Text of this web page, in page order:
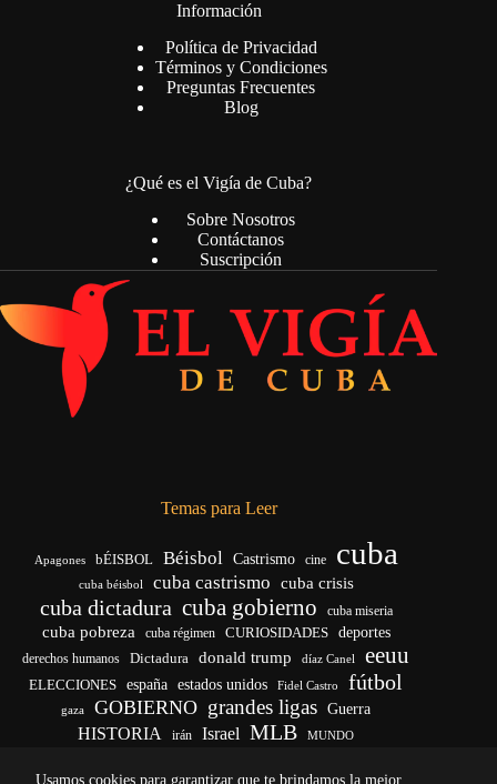
Usamos cookies para garantizar que te brindamos la mejor
Información
Política de Privacidad
Términos y Condiciones
Preguntas Frecuentes
Blog
¿Qué es el Vigía de Cuba?
Sobre Nosotros
Contáctanos
Suscripción
Temas para Leer
Apagones bÉISBOL Béisbol Castrismo cine cuba
cuba béisbol cuba castrismo cuba crisis
cuba dictadura cuba gobierno cuba miseria
cuba pobreza cuba régimen CURIOSIDADES deportes
derechos humanos Dictadura donald trump díaz Canel eeuu
ELECCIONES españa estados unidos Fidel Castro fútbol
gaza GOBIERNO grandes ligas Guerra
HISTORIA irán Israel MLB MUNDO